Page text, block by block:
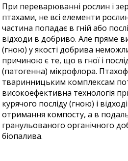
При переварюванні рослин і
птахами, не всі елементи
частина попадає в гній або
відходи в добриво. Але пряме
(гною) у якості добрива
причиною є те, що в гної і
(патогенна) мікрофлора.
тваринницьким комплексам
високоефективна технологія
курячого посліду (гною) і
отримання компосту, а в
гранульованого органічного
біопалива.